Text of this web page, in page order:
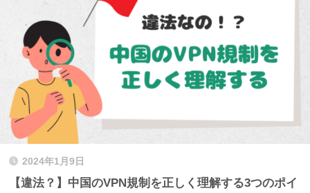
2024年1月9日
【違法？】中国のVPN規制を正しく理解する3つのポイ